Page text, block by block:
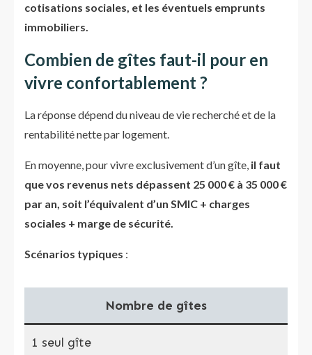
cotisations sociales, et les éventuels emprunts
immobiliers.
Combien de gîtes faut-il pour en
vivre confortablement ?
La réponse dépend du niveau de vie recherché et de la
rentabilité nette par logement.
En moyenne, pour vivre exclusivement d’un gîte, il faut
que vos revenus nets dépassent 25 000 € à 35 000 €
par an, soit l’équivalent d’un SMIC + charges
sociales + marge de sécurité.
Scénarios typiques :
Nombre de gîtes
1 seul gîte